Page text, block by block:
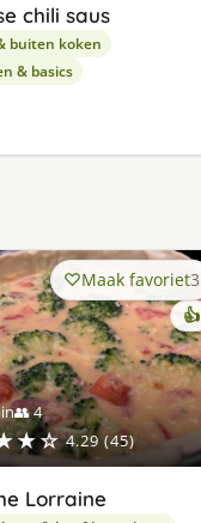
chili saus
buiten koken
& basics
👥 4
4.29 (45)
Maak favoriet3
👍
Lorraine